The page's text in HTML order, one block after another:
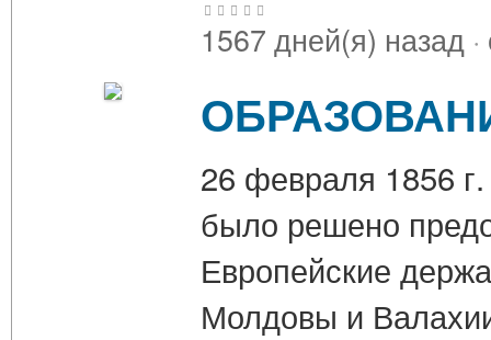
1567 дней(я) назад ·
26 февраля 1856
было решено
Европейские
Молдовы и